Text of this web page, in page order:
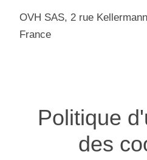
OVH SAS, 2 rue
France
Politique
des